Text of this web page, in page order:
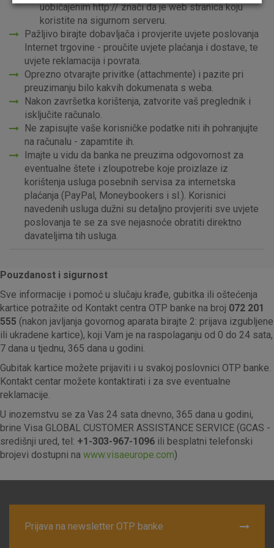
uobičajenim http:// znači da je web stranica koju
koristite na sigurnom serveru.
Pažljivo birajte dobavljača i provjerite uvjete poslovanja
Internet trgovine - proučite uvjete plaćanja i dostave, te
uvjete reklamacija i povrata.
Oprezno otvarajte privitke (attachmente) i pazite pri
preuzimanju bilo kakvih dokumenata s weba.
Nakon završetka korištenja, zatvorite vaš preglednik i
isključite računalo.
Ne zapisujte vaše korisničke podatke niti ih pohranjujte
na računalu - zapamtite ih.
Imajte u vidu da banka ne preuzima odgovornost za
eventualne štete i zloupotrebe koje proizlaze iz
korištenja usluga posebnih servisa za internetska
plaćanja (PayPal, Moneybookers i sl.). Korisnici
navedenih usluga dužni su detaljno provjeriti sve uvjete
poslovanja te se za sve nejasnoće obratiti direktno
davateljima tih usluga.
Pouzdanost i sigurnost
Sve informacije i pomoć u slučaju krađe, gubitka ili oštećenja
kartice potražite od Kontakt centra OTP banke na broj 072 201
555 (nakon javljanja govornog aparata birajte 2: prijava izgubljene
ili ukradene kartice), koji Vam je na raspolaganju od 0 do 24 sata,
7 dana u tjednu, 365 dana u godini.
Gubitak kartice možete prijaviti i u svakoj poslovnici OTP banke.
Kontakt centar možete kontaktirati i za sve eventualne
reklamacije.
U inozemstvu se za Vas 24 sata dnevno, 365 dana u godini,
brine Visa GLOBAL CUSTOMER ASSISTANCE SERVICE (GCAS -
središnji ured, tel: +1-303-967-1096 ili besplatni telefonski
brojevi dostupni na www.visaeurope.com)
Prijava na newsletter OTP banke
Nužni kolačići
Analitički kolačići
Marketinški kolačići
Prihvaćam upotrebu navedenih kolačića
Nužni (tehnički) kolačići - uvijek aktivni
Ovi kolačići nužni su za funkcioniranje internetske stranice i
ne mogu se isključiti u našim sustavima. Uobičajeno se
postavljaju kao odgovor na vaše radnje koje uključuju zahtjev
o njima, ali u tom slučaju neki dijelovi stranice neće raditi. Ti
identificirati.
Detaljnije informacije o kolačićima